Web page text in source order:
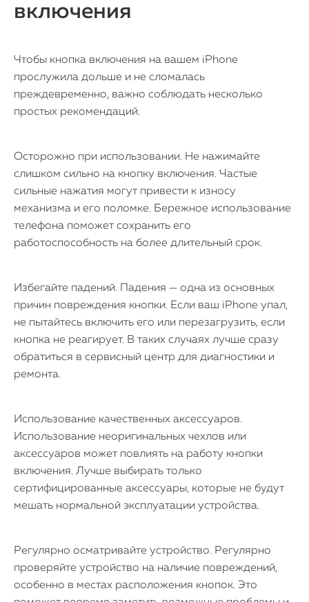
включения
Чтобы кнопка включения на вашем iPhone
прослужила дольше и не сломалась
преждевременно, важно соблюдать несколько
простых рекомендаций.
Осторожно при использовании. Не нажимайте
слишком сильно на кнопку включения. Частые
сильные нажатия могут привести к износу
механизма и его поломке. Бережное использование
телефона поможет сохранить его
работоспособность на более длительный срок.
Избегайте падений. Падения — одна из основных
причин повреждения кнопки. Если ваш iPhone упал,
не пытайтесь включить его или перезагрузить, если
кнопка не реагирует. В таких случаях лучше сразу
обратиться в сервисный центр для диагностики и
ремонта.
Использование качественных аксессуаров.
Использование неоригинальных чехлов или
аксессуаров может повлиять на работу кнопки
включения. Лучше выбирать только
сертифицированные аксессуары, которые не будут
мешать нормальной эксплуатации устройства.
Регулярно осматривайте устройство. Регулярно
проверяйте устройство на наличие повреждений,
особенно в местах расположения кнопок. Это